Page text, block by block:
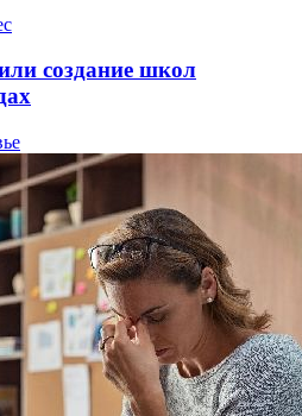
создание школ